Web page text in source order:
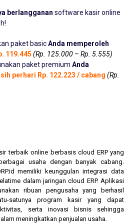
berlangganan software kasir online
paket basicAnda memperoleh
119.445 (Rp. 125.000 – Rp. 5.555)
paket premium Anda
perhari Rp. 122.223 / cabang (Rp.
terbaik online berbasis cloud ERP yang
usaha dengan banyak cabang.
memiliki keunggulan integrasi data
dalam jaringan cloud ERP. Aplikasi
ribuan pengusaha yang berhasil
satunya program kasir yang dapat
serta inovasi bisnis sehingga
meningkatkan penjualan usaha.